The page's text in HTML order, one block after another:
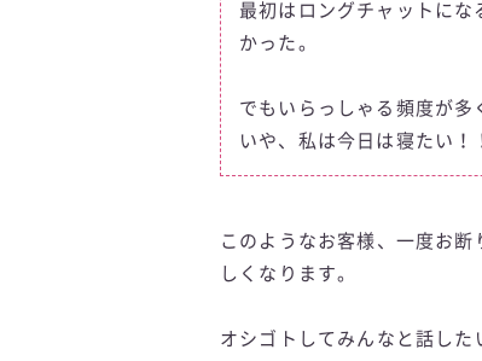
最初はロングチャットに
かった。
でもいらっしゃる頻度が
いや、私は今日は寝たい！
このようなお客様、一度お
しくなります。
オシゴトしてみんなと話し